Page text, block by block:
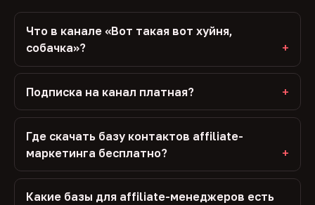
Что в канале «Вот такая вот хуйня,
собачка»?
Подписка на канал платная?
Где скачать базу контактов affiliate-
маркетинга бесплатно?
Какие базы для affiliate-менеджеров есть